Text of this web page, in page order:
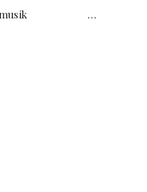
børnemusik …